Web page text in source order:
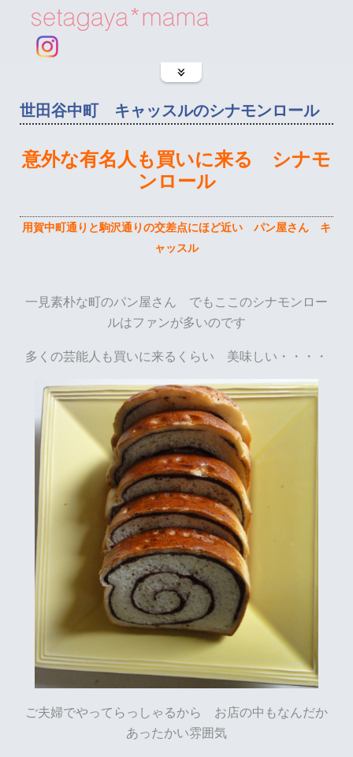
世田谷中町 キャッスルのシナモンロール
意外な有名人も買いに来る シナモ
ンロール
用賀中町通りと駒沢通りの交差点にほど近い パン屋さん キ
ャッスル
一見素朴な町のパン屋さん でもここのシナモンロー
ルはファンが多いのです
多くの芸能人も買いに来るくらい 美味しい・・・・
ご夫婦でやってらっしゃるから お店の中もなんだか
あったかい雰囲気